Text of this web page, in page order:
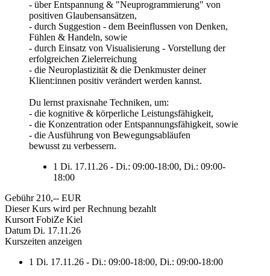
- über Entspannung & "Neuprogrammierung" von
positiven Glaubensansätzen,
- durch Suggestion - dem Beeinflussen von Denken,
Fühlen & Handeln, sowie
- durch Einsatz von Visualisierung - Vorstellung der
erfolgreichen Zielerreichung
- die Neuroplastizität & die Denkmuster deiner
Klient:innen positiv verändert werden kannst.
Du lernst praxisnahe Techniken, um:
- die kognitive & körperliche Leistungsfähigkeit,
- die Konzentration oder Entspannungsfähigkeit, sowie
- die Ausführung von Bewegungsabläufen
bewusst zu verbessern.
1 Di. 17.11.26 - Di.: 09:00-18:00, Di.: 09:00-
18:00
Gebühr 210,-- EUR
Dieser Kurs wird per Rechnung bezahlt
Kursort FobiZe Kiel
Datum Di. 17.11.26
Kurszeiten anzeigen
1 Di. 17.11.26 - Di.: 09:00-18:00, Di.: 09:00-18:00